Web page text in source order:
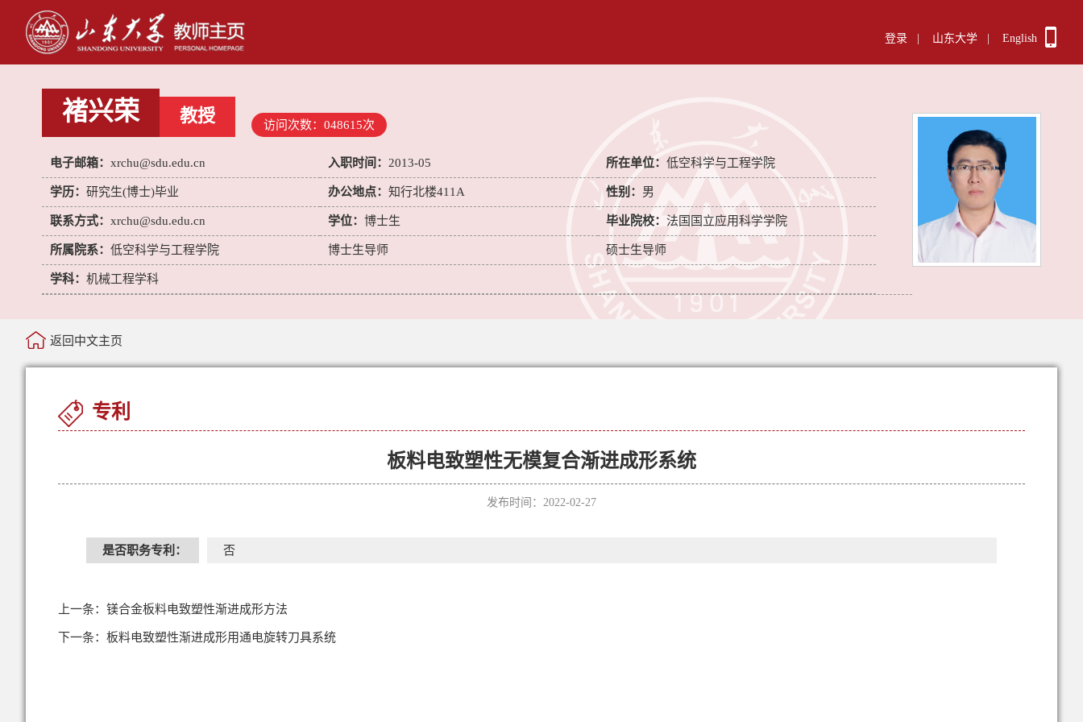
登录 山东大学 English
褚兴荣 教授 访问次数： 048615次
电子邮箱： xrchu@sdu.edu.cn 入职时间： 2013-05 所在单位： 低空科学与工程学院
学历： 研究生(博士)毕业 办公地点： 知行北楼411A 性别： 男
联系方式： xrchu@sdu.edu.cn 学位： 博士生 毕业院校： 法国国立应用科学学院
所属院系： 低空科学与工程学院 博士生导师 硕士生导师
学科： 机械工程学科
返回中文主页
专利
板料电致塑性无模复合渐进成形系统
发布时间：2022-02-27
是否职务专利： 否
上一条： 镁合金板料电致塑性渐进成形方法
下一条： 板料电致塑性渐进成形用通电旋转刀具系统